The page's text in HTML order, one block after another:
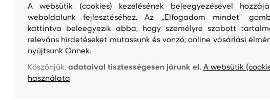
AKCIÓ -50%
MELEGÍTŐ FELSŐ GANT 49 ARCH RELAXED
C-NECK
16 490 Ft
Elérhető méretek:
Elérhető méretek:
98/104 110/116 122/128
A websütik (cookies) kezelésének beleegyezésével
weboldalunk fejlesztéséhez. Az „Elfogadom mindet"
kattintva beleegyezik abba, hogy személyre szabott
releváns hirdetéseket mutassunk és vonzó, online vásárlási
nyújtsunk Önnek.
Köszönjük,adataival tisztességesen járunk el. A websütik
használata